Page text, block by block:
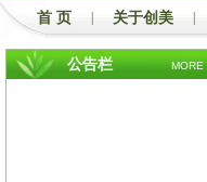
首 页 关于创美
公告栏 MORE